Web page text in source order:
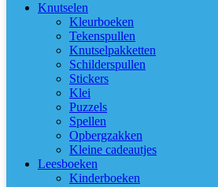
Knutselen
Kleurboeken
Tekenspullen
Knutselpakketten
Schilderspullen
Stickers
Klei
Puzzels
Spellen
Opbergzakken
Kleine cadeautjes
Leesboeken
Kinderboeken